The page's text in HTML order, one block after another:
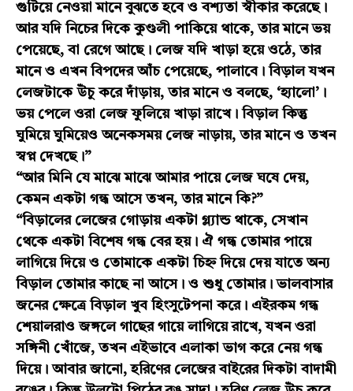
গুটিয়ে নেওয়া মানে বুঝতে হবে ও বশ্যতা স্বীকার করেছে।
আর যদি নিচের দিকে কুণ্ডলী পাকিয়ে থাকে, তার মানে ভয়
পেয়েছে, বা রেগে আছে। লেজ যদি খাড়া হয়ে ওঠে, তার
মানে ও এখন বিপদের আঁচ পেয়েছে, পালাবে। বিড়াল যখন
লেজটাকে উঁচু করে দাঁড়ায়, তার মানে ও বলছে, ‘হ্যালো’।
ভয় পেলে ওরা লেজ ফুলিয়ে খাড়া রাখে। বিড়াল কিন্তু
ঘুমিয়ে ঘুমিয়েও অনেকসময় লেজ নাড়ায়, তার মানে ও তখন
স্বপ্ন দেখছে।”
“আর মিনি যে মাঝে মাঝে আমার পায়ে লেজ ঘষে দেয়,
কেমন একটা গন্ধ আসে তখন, তার মানে কি?”
“বিড়ালের লেজের গোড়ায় একটা গ্ল্যান্ড থাকে, সেখান
থেকে একটা বিশেষ গন্ধ বের হয়। ঐ গন্ধ তোমার পায়ে
লাগিয়ে দিয়ে ও তোমাকে একটা চিহ্ন দিয়ে দেয় যাতে অন্য
বিড়াল তোমার কাছে না আসে। ও শুধু তোমার। ভালবাসার
জনের ক্ষেত্রে বিড়াল খুব হিংসুটেপনা করে। এইরকম গন্ধ
শেয়ালরাও জঙ্গলে গাছের গায়ে লাগিয়ে রাখে, যখন ওরা
সঙ্গিনী খোঁজে, তখন এইভাবে এলাকা ভাগ করে নেয় গন্ধ
দিয়ে। আবার জানো, হরিণের লেজের বাইরের দিকটা বাদামী